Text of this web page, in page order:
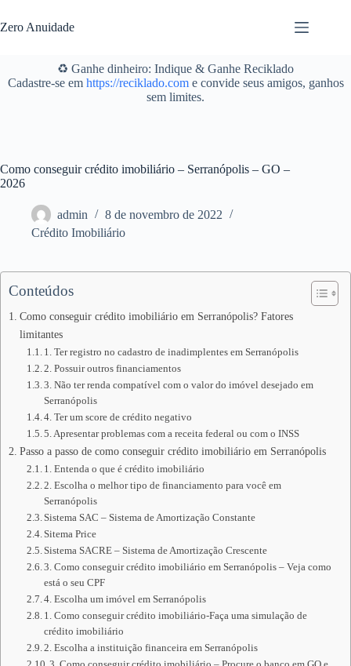
para
o
Zero Anuidade
♻️ Ganhe dinheiro: Indique & Ganhe Reciklado
Cadastre-se em https://reciklado.come convide seus amigos, ganhos
sem limites.
Como conseguir crédito imobiliário – Serranópolis – GO –
2026
admin
8 de novembro de 2022
Crédito Imobiliário
Conteúdos
Como conseguir crédito imobiliário em Serranópolis? Fatores
limitantes
1. Ter registro no cadastro de inadimplentes em Serranópolis
2. Possuir outros financiamentos
3. Não ter renda compatível com o valor do imóvel desejado em
Serranópolis
4. Ter um score de crédito negativo
5. Apresentar problemas com a receita federal ou com o INSS
Passo a passo de como conseguir crédito imobiliário em Serranópolis
1. Entenda o que é crédito imobiliário
2. Escolha o melhor tipo de financiamento para você em
Serranópolis
Sistema SAC – Sistema de Amortização Constante
Sitema Price
Sistema SACRE – Sistema de Amortização Crescente
3. Como conseguir crédito imobiliário em Serranópolis – Veja como
está o seu CPF
4. Escolha um imóvel em Serranópolis
1. Como conseguir crédito imobiliário-Faça uma simulação de
crédito imobiliário
2. Escolha a instituição financeira em Serranópolis